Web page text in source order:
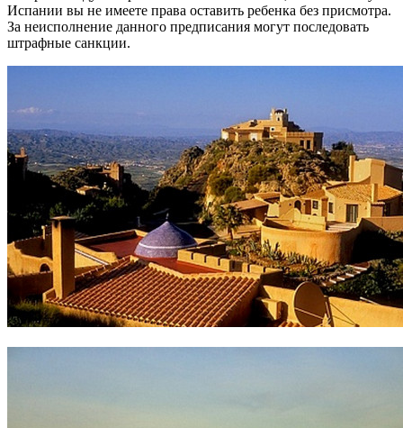
Испании вы не имеете права оставить ребенка без присмотра.
За неисполнение данного предписания могут последовать
штрафные санкции.